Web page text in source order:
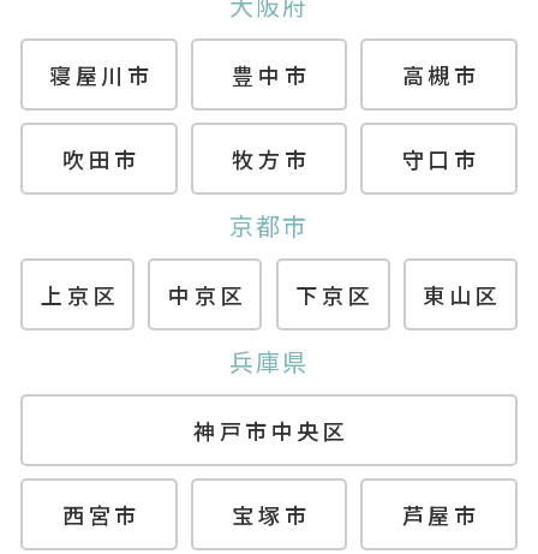
寝屋川市 豊中市 高槻市
吹田市 牧方市 守口市
京都市
上京区 中京区 下京区 東山区
兵庫県
神戸市中央区
西宮市 宝塚市 芦屋市